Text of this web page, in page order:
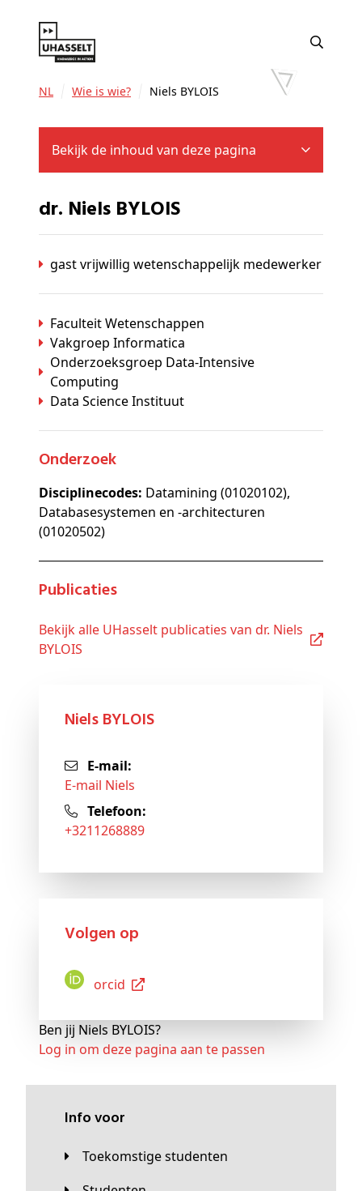
NL Wie is wie? Niels BYLOIS
Bekijk de inhoud van deze pagina
dr. Niels BYLOIS
gast vrijwillig wetenschappelijk medewerker
Faculteit Wetenschappen
Vakgroep Informatica
Onderzoeksgroep Data-Intensive
Computing
Data Science Instituut
Onderzoek
Disciplinecodes: Datamining (01020102),
Databasesystemen en -architecturen
(01020502)
Publicaties
Bekijk alle UHasselt publicaties van dr. Niels
BYLOIS
Niels BYLOIS
E-mail:
E-mail Niels
Telefoon:
+3211268889
Volgen op
Orcid
Ben jij Niels BYLOIS?
Log in om deze pagina aan te passen
Info voor
Toekomstige studenten